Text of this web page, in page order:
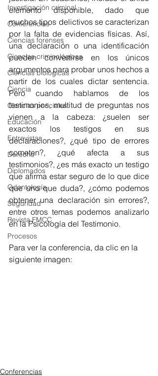
Investigación criminal
Conferencias
Ciencias forenses
Ciencias criminológicas
Ciencias biológicas
Ciencia
Ciencias periciales
Educación
Entrevistas
Derecho
Diplomados
Odontología
Seguridad
Revista FMCC
Procesos
elemento disponible, dado que
muchos tipos delictivos se caracterizan
por la falta de evidencias físicas. Así,
una declaración o una identificación
pueden convertirse en los únicos
argumentos para probar unos hechos a
partir de los cuales dictar sentencia.
Pero cuando hablamos de los
testimonios, multitud de preguntas nos
vienen a la cabeza: ¿suelen ser
exactos los testigos en sus
declaraciones?, ¿qué tipo de errores
cometen?, ¿qué afecta a sus
testimonios?, ¿es más exacto un testigo
que afirma estar seguro de lo que dice
que uno que duda?, ¿cómo podemos
obtener una declaración sin errores?,
entre otros temas podemos analizarlo
en la Psicología del Testimonio.
Para ver la conferencia, da clic en la
siguiente imagen:
Conferencias